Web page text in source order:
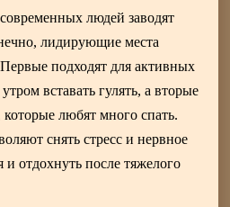
людей заводят
лидирующие места
подходят для активных
вставать гулять, а вторые
любят много спать.
снять стресс и нервное
и отдохнуть после тяжелого